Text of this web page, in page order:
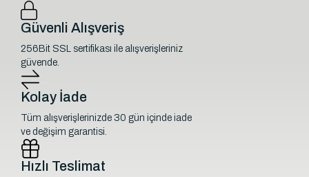
Güvenli Alışveriş
256Bit SSL sertifikası ile alışverişleriniz
güvende.
Kolay İade
Tüm alışverişlerinizde 30 gün içinde iade
ve değişim garantisi.
Hızlı Teslimat